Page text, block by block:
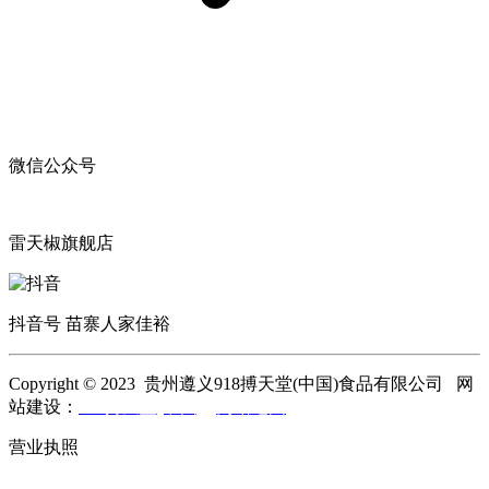
微信公众号
雷天椒旗舰店
抖音号 苗寨人家佳裕
Copyright © 2023 贵州遵义918搏天堂(中国)食品有限公司 网
站建设：
营业执照